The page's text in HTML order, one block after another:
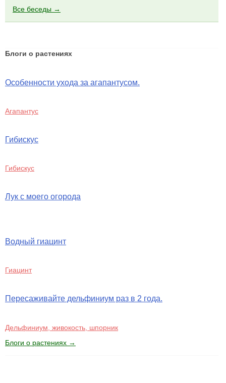
Все беседы →
Блоги о растениях
Особенности ухода за агапантусом.
Агапантус
Гибискус
Гибискус
Лук с моего огорода
Водный гиацинт
Гиацинт
Пересаживайте дельфиниум раз в 2 года.
Дельфиниум, живокость, шпорник
Блоги о растениях →